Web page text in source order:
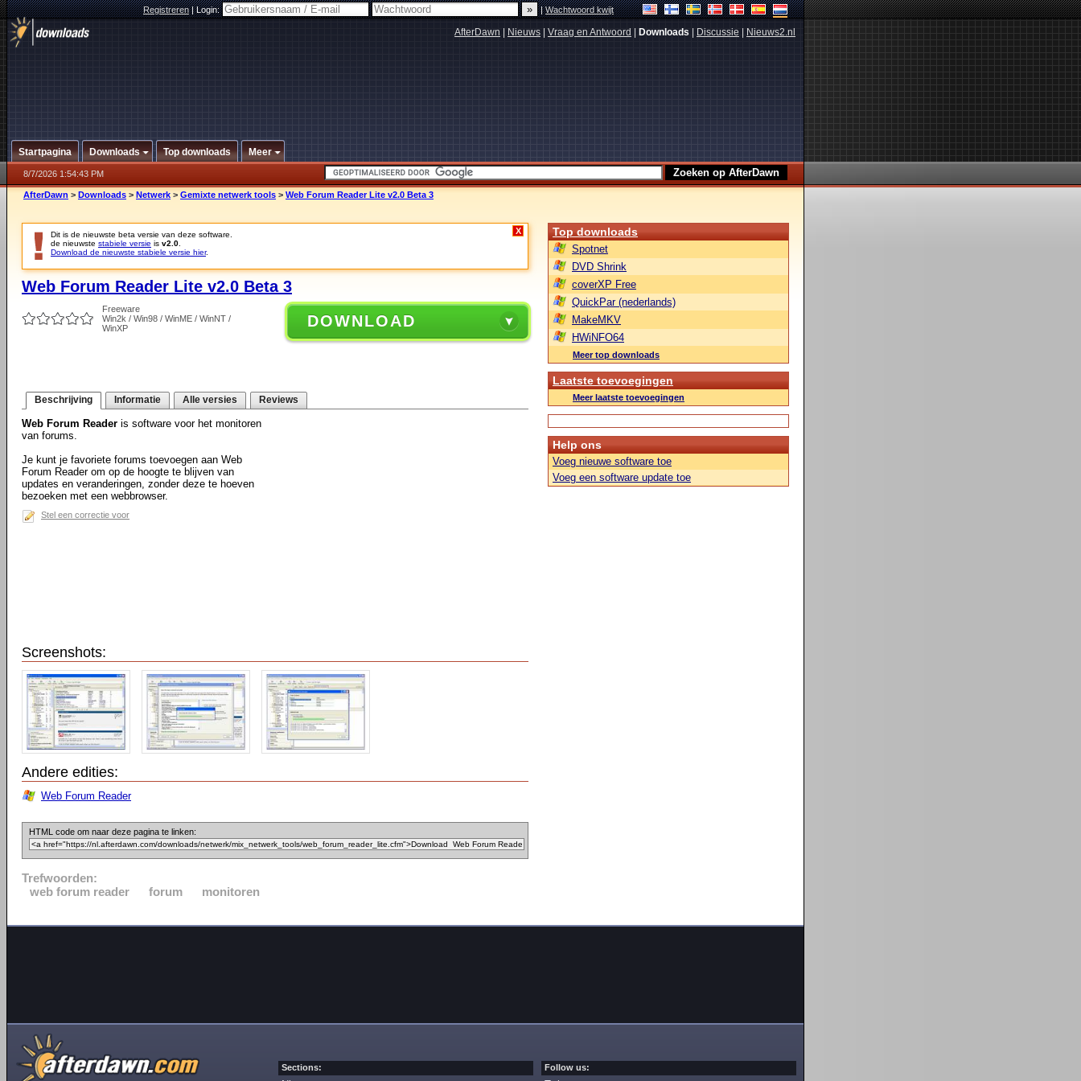
Registreren|Login: |Wachtwoord kwijt
AfterDawn Nieuws Vraag en Antwoord Downloads Discussie Nieuws2.nl
Startpagina Downloads Top downloads Meer
8/7/2026 1:54:43 PM
AfterDawn > Downloads > Netwerk > Gemixte netwerk tools > Web Forum Reader Lite v2.0 Beta 3
Dit is de nieuwste beta versie van deze software.
de nieuwste stabiele versie is v2.0
Download de nieuwste stabiele versie hier.
X
Web Forum Reader Lite v2.0 Beta 3
Freeware
Win2k / Win98 / WinME / WinNT /
WinXP
DOWNLOAD
Beschrijving Informatie Alle versies Reviews
Web Forum Reader is software voor het monitoren
van forums.
Je kunt je favoriete forums toevoegen aan Web
Forum Reader om op de hoogte te blijven van
updates en veranderingen, zonder deze te hoeven
bezoeken met een webbrowser.
Stel een correctie voor
Screenshots:
Andere edities:
Web Forum Reader
HTML code om naar deze pagina te linken:
Trefwoorden:
web forum reader
forum monitoren
Top downloads
Spotnet
DVD Shrink
coverXP Free
QuickPar (nederlands)
MakeMKV
HWiNFO64
Meer top downloads
Laatste toevoegingen
Meer laatste toevoegingen
Help ons
Voeg nieuwe software toe
Voeg een software update toe
Sections: Follow us: